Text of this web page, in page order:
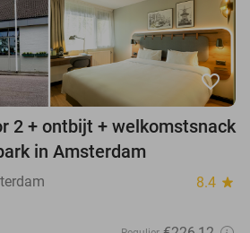
favorite_border
2 + ontbijt + welkomstsnack
in Amsterdam
8.4 star